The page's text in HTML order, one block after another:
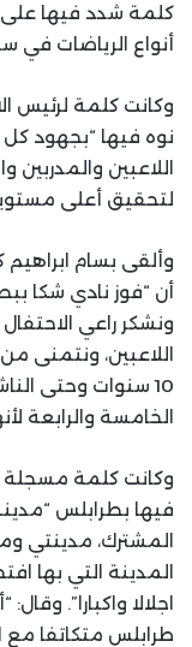
كلمة شدد فيها
أنواع الرياضات في
وكانت كلمة لرئيس
نوه فيها “بجهود
اللاعبين والمدربين
لتحقيق أعلى
وألقى بسام
أن “فوز نادي شكا
ونشكر راعي
اللاعبين، ونتمنى
10 سنوات وحتى
الخامسة والرابعة
وكانت كلمة مسجلة
فيها بطرابلس
المشترك، مدينتي
المدينة التي بها
اجلالا واكبارا”.
طرابلس متكاتفا مع